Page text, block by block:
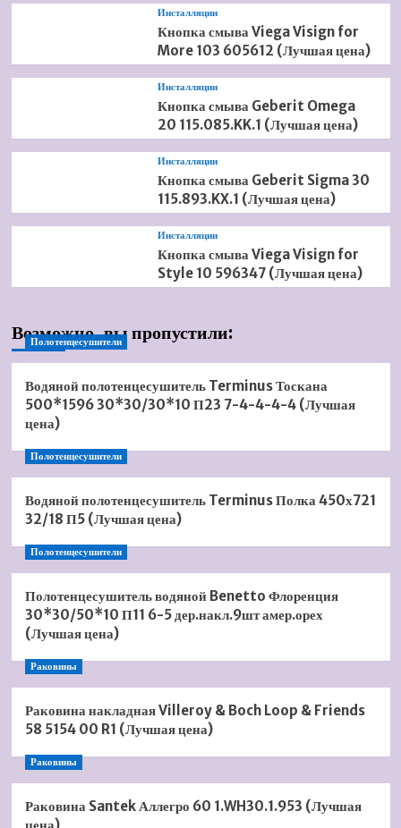
Инсталляции
Кнопка смыва Viega Visign for
More 103 605612 (Лучшая цена)
Инсталляции
Кнопка смыва Geberit Omega
20 115.085.KK.1 (Лучшая цена)
Инсталляции
Кнопка смыва Geberit Sigma 30
115.893.KX.1 (Лучшая цена)
Инсталляции
Кнопка смыва Viega Visign for
Style 10 596347 (Лучшая цена)
Возможно, вы пропустили:
Полотенцесушители
Водяной полотенцесушитель Terminus Тоскана
500*1596 30*30/30*10 П23 7-4-4-4-4 (Лучшая
цена)
Полотенцесушители
Водяной полотенцесушитель Terminus Полка 450х721
32/18 П5 (Лучшая цена)
Полотенцесушители
Полотенцесушитель водяной Benetto Флоренция
30*30/50*10 П11 6-5 дер.накл.9шт амер.орех
(Лучшая цена)
Раковины
Раковина накладная Villeroy & Boch Loop & Friends
58 5154 00 R1 (Лучшая цена)
Раковины
Раковина Santek Аллегро 60 1.WH30.1.953 (Лучшая